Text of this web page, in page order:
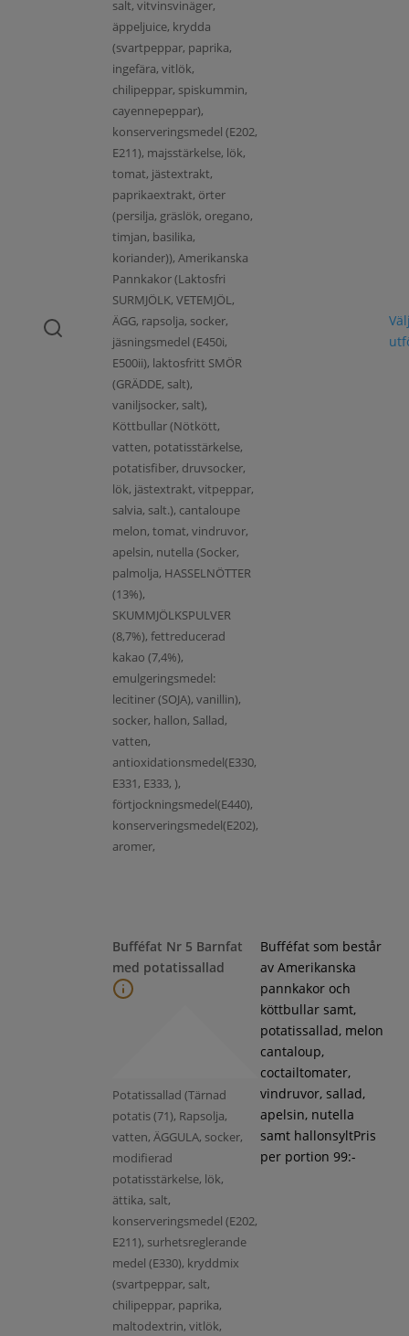
salt, vitvinsvinäger,
äppeljuice, krydda
(svartpeppar, paprika,
ingefära, vitlök,
chilipeppar, spiskummin,
cayennepeppar),
konserveringsmedel (E202,
E211), majsstärkelse, lök,
tomat, jästextrakt,
paprikaextrakt, örter
(persilja, gräslök, oregano,
timjan, basilika,
koriander)), Amerikanska
Pannkakor (Laktosfri
SURMJÖLK, VETEMJÖL,
ÄGG, rapsolja, socker,
jäsningsmedel (E450i,
E500ii), laktosfritt SMÖR
(GRÄDDE, salt),
vaniljsocker, salt),
Köttbullar (Nötkött,
vatten, potatisstärkelse,
potatisfiber, druvsocker,
lök, jästextrakt, vitpeppar,
salvia, salt.), cantaloupe
melon, tomat, vindruvor,
apelsin, nutella (Socker,
palmolja, HASSELNÖTTER
(13%),
SKUMMJÖLKSPULVER
(8,7%), fettreducerad
kakao (7,4%),
emulgeringsmedel:
lecitiner (SOJA), vanillin),
socker, hallon, Sallad,
vatten,
antioxidationsmedel(E330,
E331, E333, ),
förtjockningsmedel(E440),
konserveringsmedel(E202),
aromer,
Bufféfat Nr 5 Barnfat
med potatissallad
Potatissallad (Tärnad
potatis (71), Rapsolja,
vatten, ÄGGULA, socker,
modifierad
potatisstärkelse, lök,
ättika, salt,
konserveringsmedel (E202,
E211), surhetsreglerande
medel (E330), kryddmix
(svartpeppar, salt,
chilipeppar, paprika,
maltodextrin, vitlök,
Bufféfat som består
av Amerikanska
pannkakor och
köttbullar samt,
potatissallad, melon
cantaloup,
coctailtomater,
vindruvor, sallad,
apelsin, nutella
samt hallonsyltPris
per portion 99:-